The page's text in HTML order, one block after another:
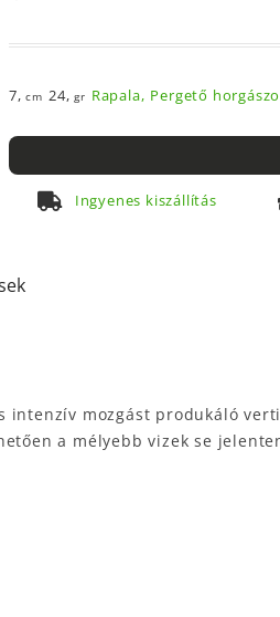
7,cm 24,gr Rapala, Pergető
Ingyenes kiszállítás
mozgást produkáló
a mélyebb vizek se